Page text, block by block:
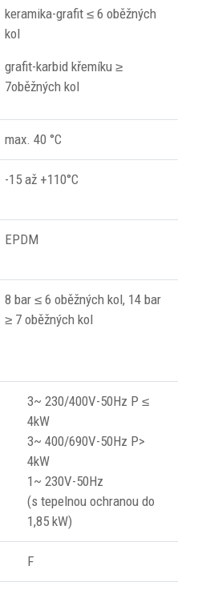
keramika-grafit ≤ 6 oběžných
kol
grafit-karbid křemíku ≥
7oběžných kol
max. 40 °C
-15 až +110°C
EPDM
8 bar ≤ 6 oběžných kol, 14 bar
≥ 7 oběžných kol
3~ 230/400V-50Hz P ≤
4kW
3~ 400/690V-50Hz P>
4kW
1~ 230V-50Hz
(s tepelnou ochranou do
1,85 kW)
F